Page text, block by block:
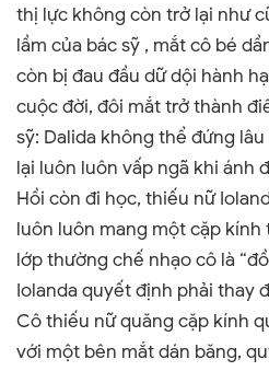
thị lực không còn trở lại như
lầm của bác sỹ , mắt cô bé
còn bị đau đầu dữ dội hành
cuộc đời, đôi mắt trở thành
sỹ: Dalida không thể đứng
lại luôn luôn vấp ngã khi ánh
Hồi còn đi học, thiếu nữ
luôn luôn mang một cặp kính
lớp thường chế nhạo cô là “đ
Iolanda quyết định phải thay
Cô thiếu nữ quăng cặp kính
với một bên mắt dán băng,